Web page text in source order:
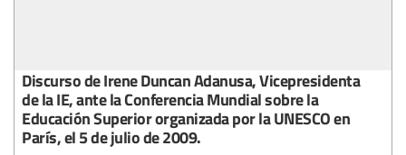
Discurso de Irene Duncan Adanusa, Vicepresidenta
de la IE, ante la Conferencia Mundial sobre la
Educación Superior organizada por la UNESCO en
París, el 5 de julio de 2009.